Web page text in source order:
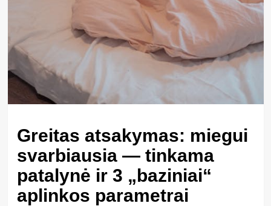
Greitas atsakymas: miegui
svarbiausia — tinkama
patalynė ir 3 „baziniai“
aplinkos parametrai